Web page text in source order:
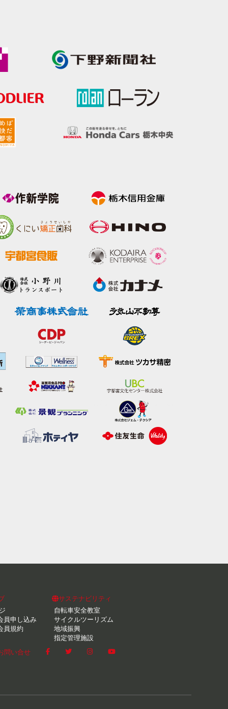
員申し込み
員規約
サステナビリティ
自転車安全教室
サイクルツーリズム
地域振興
指定管理施設
問い合せ